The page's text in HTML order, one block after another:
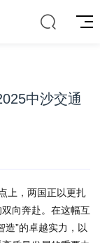
中沙交通
上，两国正以更扎
向奔赴。在这幅互
造”的卓越实力，以